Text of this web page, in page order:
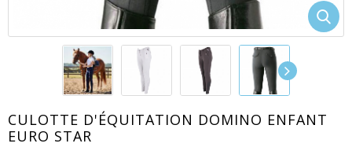
CULOTTE D'ÉQUITATION DOMINO ENFANT
EURO STAR